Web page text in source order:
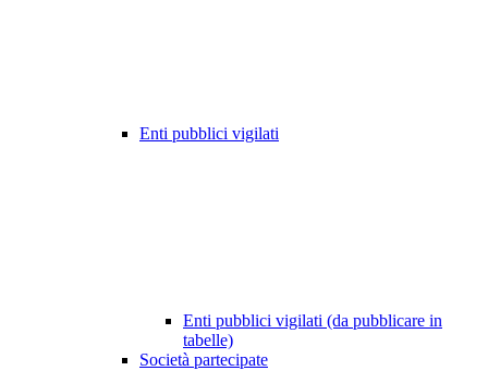
Enti pubblici vigilati
Enti pubblici vigilati (da pubblicare in
tabelle)
Società partecipate